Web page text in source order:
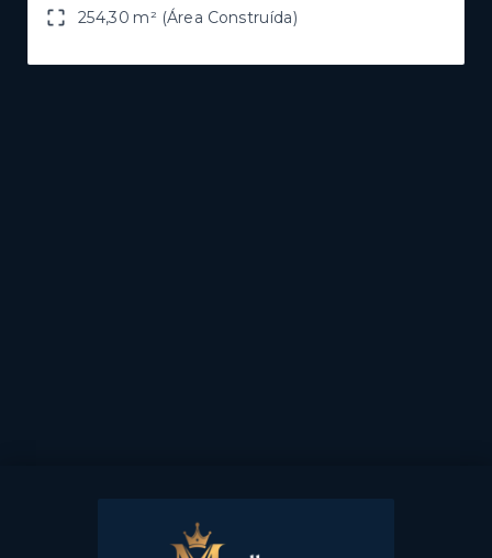
254,30 m² (Área Construída)